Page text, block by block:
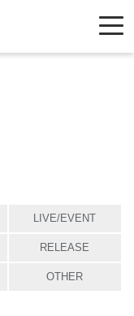
LIVE/EVENT
RELEASE
OTHER